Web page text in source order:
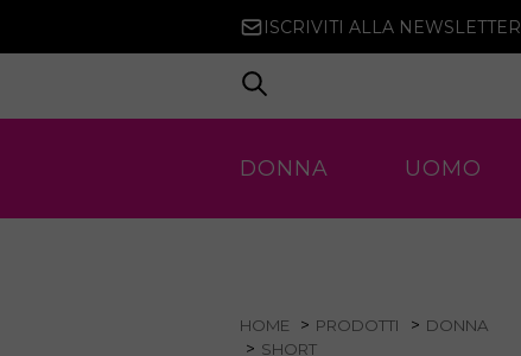
ISCRIVITI ALLA NEWSLETTER
DONNA UOMO
HOME PRODOTTI
DONNA
SHORT